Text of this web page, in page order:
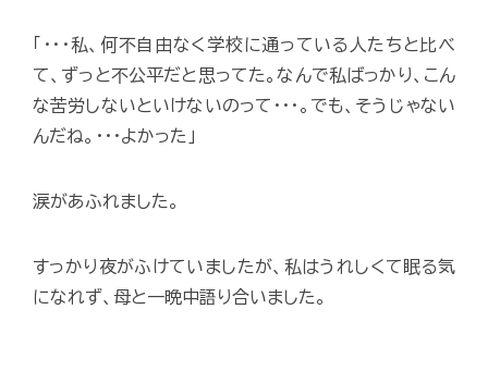
「･･･私、何不自由なく学校に通っている人たちと比べ
て、ずっと不公平だと思ってた。なんで私ばっかり、こん
な苦労しないといけないのって･･･。でも、そうじゃない
んだね。･･･よかった」
涙があふれました。
すっかり夜がふけていましたが、私はうれしくて眠る気
になれず、母と一晩中語り合いました。